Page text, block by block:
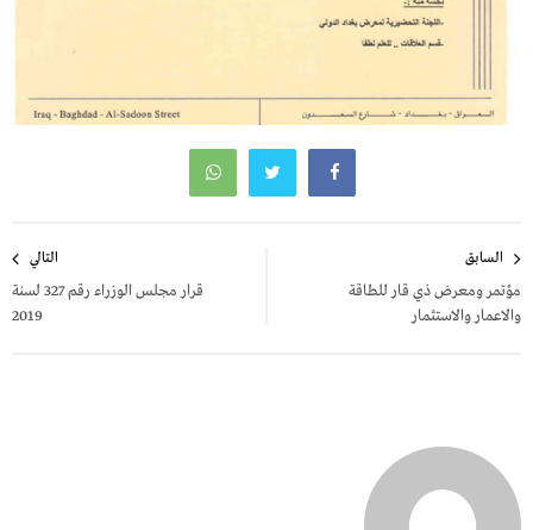
المقالات
السابق
مؤتمر ومعرض ذي قار للطاقة
والاعمار والاستثمار
التالي
قرار مجلس الوزراء رقم 327 لسنة
2019